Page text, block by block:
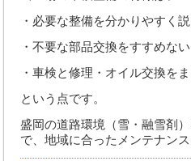
・必要な整備を分かりやすく
・不要な部品交換をすすめない
・車検と修理・オイル交換を
という点です。
盛岡の道路環境（雪・融雪剤
で、地域に合ったメンテナン